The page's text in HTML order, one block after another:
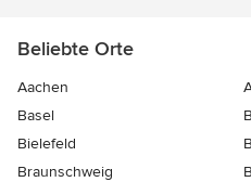
Beliebte Orte
Aachen
Basel
Bielefeld
Braunschweig